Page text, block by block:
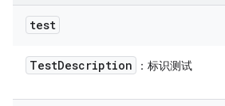
test
TestDescription ：标识测试